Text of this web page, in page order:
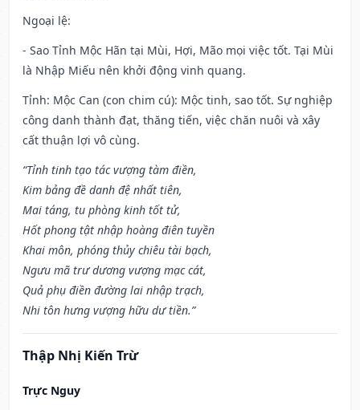
Ngoại lệ:
- Sao Tỉnh Mộc Hãn tại Mùi, Hợi, Mão mọi việc tốt. Tại Mùi
là Nhập Miếu nên khởi động vinh quang.
Tỉnh: Mộc Can (con chim cú): Mộc tinh, sao tốt. Sự nghiệp
công danh thành đạt, thăng tiến, việc chăn nuôi và xây
cất thuận lợi vô cùng.
“Tỉnh tinh tạo tác vượng tàm điền,
Kim bảng đề danh đệ nhất tiên,
Mai táng, tu phòng kinh tốt tử,
Hốt phong tật nhập hoàng điên tuyền
Khai môn, phóng thủy chiêu tài bạch,
Ngưu mã trư dương vượng mạc cát,
Quả phụ điền đường lai nhập trạch,
Nhi tôn hưng vượng hữu dư tiền.”
Thập Nhị Kiến Trừ
Trực Nguy